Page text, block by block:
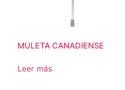
MULETA CANADIENSE
Leer más